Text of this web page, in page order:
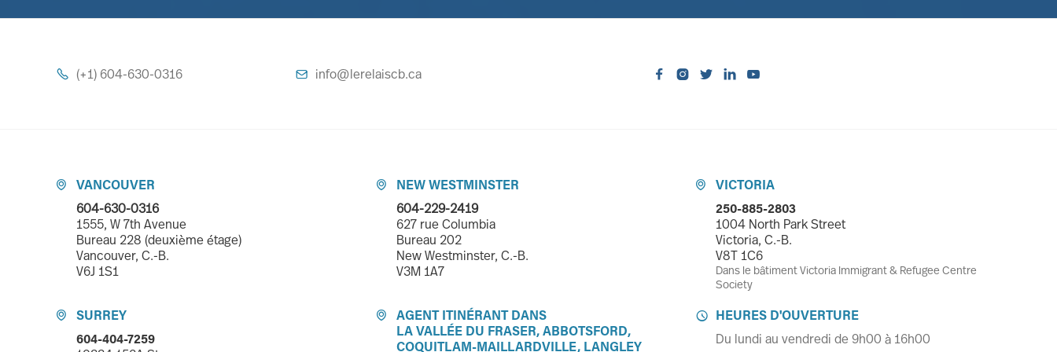
 (+1) 604-630-0316  info@lerelaiscb.ca     

VANCOUVER
604-630-0316
1555, W 7th Avenue
Bureau 228 (deuxième étage)
Vancouver, C.-B.
V6J 1S1

NEW WESTMINSTER
604-229-2419
627 rue Columbia
Bureau 202
New Westminster, C.-B.
V3M 1A7

VICTORIA
250-885-2803
1004 North Park Street
Victoria, C.-B.
V8T 1C6
Dans le bâtiment Victoria Immigrant & Refugee Centre
Society

SURREY
604-404-7259

AGENT ITINÉRANT DANS
LA VALLÉE DU FRASER, ABBOTSFORD,
COQUITLAM-MAILLARDVILLE, LANGLEY

HEURES D'OUVERTURE
Du lundi au vendredi de 9h00 à 16h00